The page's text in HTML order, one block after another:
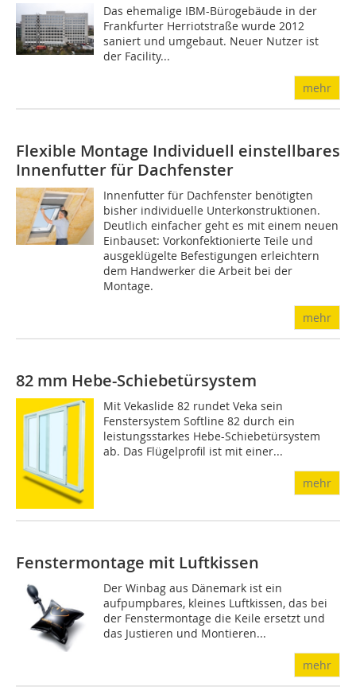
Das ehemalige IBM-Bürogebäude in der
Frankfurter Herriotstraße wurde 2012
saniert und umgebaut. Neuer Nutzer ist
der Facility...
mehr
Flexible Montage Individuell einstellbares
Innenfutter für Dachfenster
Innenfutter für Dachfenster benötigten
bisher individuelle Unterkonstruktionen.
Deutlich einfacher geht es mit einem neuen
Einbauset: Vorkonfektionierte Teile und
ausgeklügelte Befestigungen erleichtern
dem Handwerker die Arbeit bei der
Montage.
mehr
82 mm Hebe-Schiebetürsystem
Mit Vekaslide 82 rundet Veka sein
Fenstersystem Softline 82 durch ein
leistungsstarkes Hebe-Schiebetürsystem
ab. Das Flügelprofil ist mit einer...
mehr
Fenstermontage mit Luftkissen
Der Winbag aus Dänemark ist ein
aufpumpbares, kleines Luftkissen, das bei
der Fenstermontage die Keile ersetzt und
das Justieren und Montieren...
mehr